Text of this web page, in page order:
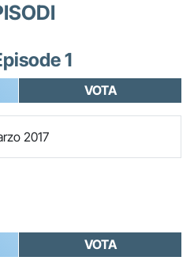
1
VOTA
2017
VOTA